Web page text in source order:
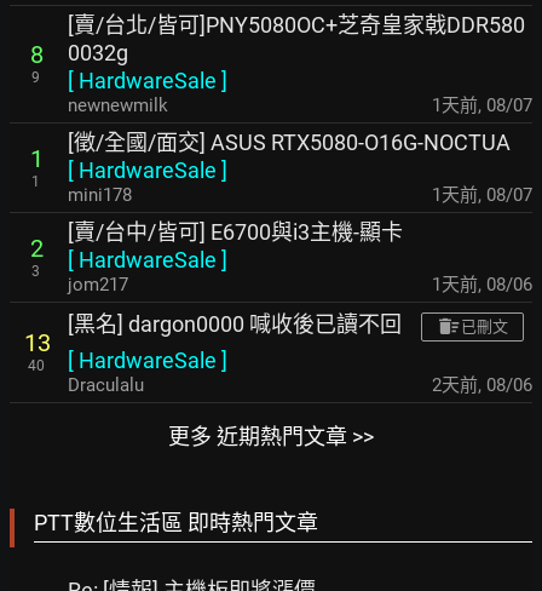
8
9
[賣/台北/皆可]PNY5080OC+芝奇皇家戟DDR580
0032g
[ HardwareSale ]
newnewmilk 1天前, 08/07
1
1
[徵/全國/面交] ASUS RTX5080-O16G-NOCTUA
[ HardwareSale ]
mini178 1天前, 08/07
2
3
[賣/台中/皆可] E6700與i3主機-顯卡
[ HardwareSale ]
jom217 1天前, 08/06
13
40
[黑名] dargon0000 喊收後已讀不回 已刪文
[ HardwareSale ]
Draculalu 2天前, 08/06
更多 近期熱門文章 >>
PTT數位生活區 即時熱門文章